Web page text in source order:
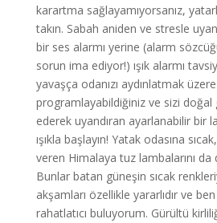
karartma sağlayamıyorsanız,
takın. Sabah aniden ve stresle
bir ses alarmı yerine (alarm
sorun ima ediyor!) ışık alarmı
yavaşça odanızı aydınlatmak üzere
programlayabildiğiniz ve sizi
ederek uyandıran ayarlanabilir bir
ışıkla başlayın! Yatak odasına
veren Himalaya tuz lambalarını da
Bunlar batan güneşin sıcak
akşamları özellikle yararlıdır ve
rahatlatıcı buluyorum. Gürültü